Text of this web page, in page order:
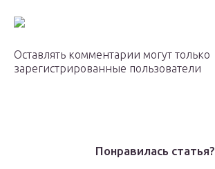
Оставлять комментарии могут только
зарегистрированные пользователи
Понравилась статья?